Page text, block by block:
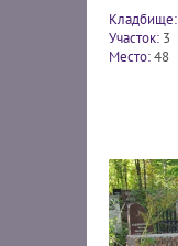
Кладбище:
Участок: 3
Место:48